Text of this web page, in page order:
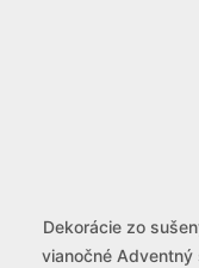
Dekorácie zo
vianočné Adventný